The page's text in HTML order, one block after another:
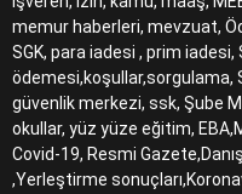
memur haberleri, mevzuat,
SGK, para iadesi , prim iadesi,
ödemesi,koşullar,sorgulama,
güvenlik merkezi, ssk, Şube
okullar, yüz yüze eğitim,
Covid-19, Resmi
,Yerleştirme